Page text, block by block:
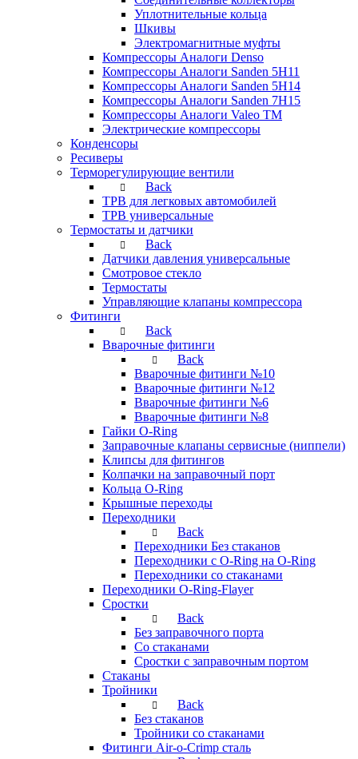
Уплотнительные кольца
Шкивы
Электромагнитные муфты
Компрессоры Аналоги Denso
Компрессоры Аналоги Sanden 5H11
Компрессоры Аналоги Sanden 5H14
Компрессоры Аналоги Sanden 7H15
Компрессоры Аналоги Valeo ТМ
Электрические компрессоры
Конденсоры
Ресиверы
Терморегулирующие вентили
Back
ТРВ для легковых автомобилей
ТРВ универсальные
Термостаты и датчики
Back
Датчики давления универсальные
Смотровое стекло
Термостаты
Управляющие клапаны компрессора
Фитинги
Back
Вварочные фитинги
Back
Вварочные фитинги №10
Вварочные фитинги №12
Вварочные фитинги №6
Вварочные фитинги №8
Гайки O-Ring
Заправочные клапаны сервисные (ниппели)
Клипсы для фитингов
Колпачки на заправочный порт
Кольца O-Ring
Крышные переходы
Переходники
Back
Переходники Без стаканов
Переходники с O-Ring на O-Ring
Переходники со стаканами
Переходники O-Ring-Flayer
Сростки
Back
Без заправочного порта
Со стаканами
Сростки с заправочным портом
Стаканы
Тройники
Back
Без стаканов
Тройники со стаканами
Фитинги Air-o-Crimp сталь